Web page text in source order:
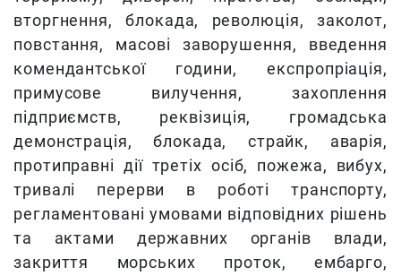
вторгнення, блокада, революція, заколот,
повстання, масові заворушення, введення
комендантської години, експропріація,
примусове вилучення, захоплення
підприємств, реквізиція, громадська
демонстрація, блокада, страйк, аварія,
протиправні дії третіх осіб, пожежа, вибух,
тривалі перерви в роботі транспорту,
регламентовані умовами відповідних рішень
та актами державних органів влади,
закриття морських проток, ембарго,